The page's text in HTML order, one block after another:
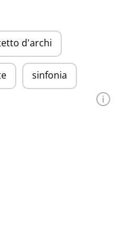
d'archi
sinfonia